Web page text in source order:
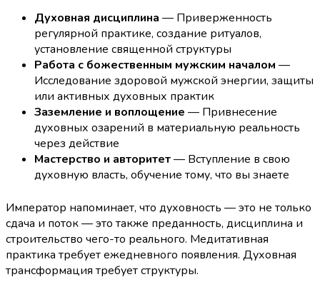
Духовная дисциплина — Приверженность
регулярной практике, создание ритуалов,
установление священной структуры
Работа с божественным мужским началом —
Исследование здоровой мужской энергии, защиты
или активных духовных практик
Заземление и воплощение — Привнесение
духовных озарений в материальную реальность
через действие
Мастерство и авторитет— Вступление в свою
духовную власть, обучение тому, что вы знаете
Император напоминает, что духовность — это не только
сдача и поток — это также преданность, дисциплина и
строительство чего-то реального. Медитативная
практика требует ежедневного появления. Духовная
трансформация требует структуры.